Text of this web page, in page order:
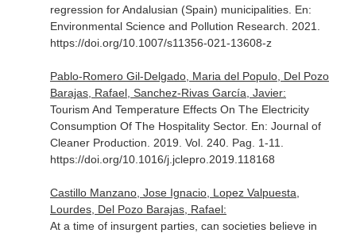
regression for Andalusian (Spain) municipalities. En:
Environmental Science and Pollution Research . 2021.
https://doi.org/10.1007/s11356-021-13608-z
Pablo-Romero Gil-Delgado, Maria del Populo, Del Pozo
Barajas, Rafael, Sanchez-Rivas García, Javier:
Tourism And Temperature Effects On The Electricity
Consumption Of The Hospitality Sector. En: Journal of
Cleaner Production . 2019. Vol. 240. Pag. 1-11.
https://doi.org/10.1016/j.jclepro.2019.118168
Castillo Manzano, Jose Ignacio, Lopez Valpuesta,
Lourdes, Del Pozo Barajas, Rafael:
At a time of insurgent parties, can societies believe in